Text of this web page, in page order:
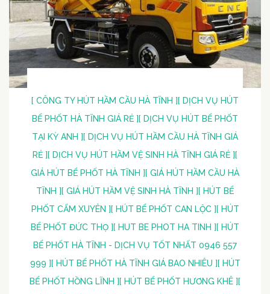
[ CÔNG TY HÚT HẦM CẦU HÀ TĨNH ] [ DỊCH VỤ HÚT
BỂ PHỐT HÀ TĨNH GIÁ RẺ ] [ DỊCH VỤ HÚT BỂ PHỐT
TẠI KỲ ANH ] [ DỊCH VỤ HÚT HẦM CẦU HÀ TĨNH GIÁ
RẺ ] [ DỊCH VỤ HÚT HẦM VỆ SINH HÀ TĨNH GIÁ RẺ ] [
GIÁ HÚT BỂ PHỐT HÀ TĨNH ] [ GIÁ HÚT HẦM CẦU HÀ
TĨNH ] [ GIÁ HÚT HẦM VỆ SINH HÀ TĨNH ] [ HÚT BỂ
PHỐT CẨM XUYÊN ] [ HÚT BỂ PHỐT CAN LỘC ] [ HÚT
BỂ PHỐT ĐỨC THỌ ] [ HUT BE PHOT HA TINH ] [ HÚT
BỂ PHỐT HÀ TĨNH - DỊCH VỤ TỐT NHẤT 0946 557
999 ] [ HÚT BỂ PHỐT HÀ TĨNH GIÁ BAO NHIÊU ] [ HÚT
BỂ PHỐT HỒNG LĨNH ] [ HÚT BỂ PHỐT HƯƠNG KHÊ ] [